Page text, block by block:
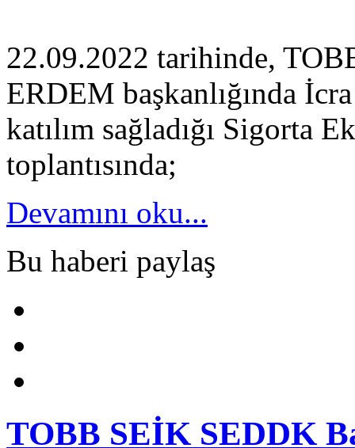
22.09.2022 tarihinde,
ERDEM başkanlığında
katılım sağladığı Sigorta
toplantısında;
Devamını oku...
Bu haberi paylaş
TOBB SEİK SEDDK